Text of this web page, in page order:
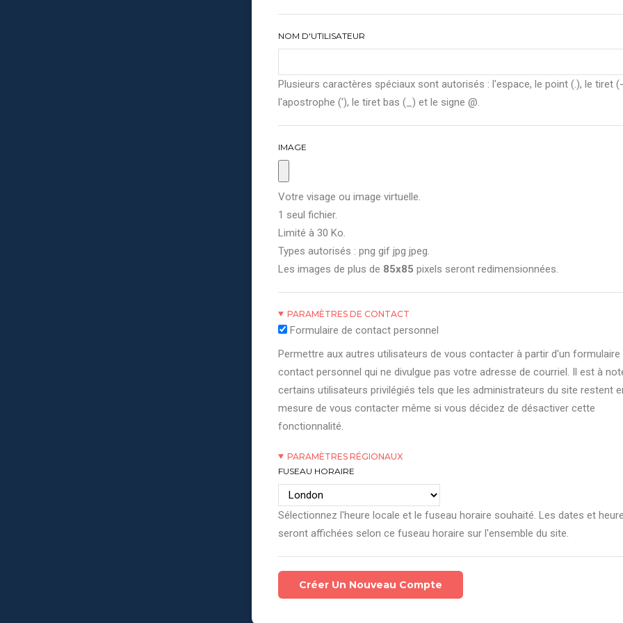
NOM D'UTILISATEUR
Plusieurs caractères spéciaux sont autorisés : l'espace, le point (.), le tiret
l'apostrophe ('), le tiret bas (_) et le signe @.
IMAGE
Votre visage ou image virtuelle.
1 seul fichier.
Limité à 30 Ko.
Types autorisés : png gif jpg jpeg.
Les images de plus de 85x85 pixels seront redimensionnées.
PARAMÈTRES DE CONTACT
Formulaire de contact personnel
Permettre aux autres utilisateurs de vous contacter à partir d'un formulaire
contact personnel qui ne divulgue pas votre adresse de courriel. Il est à
certains utilisateurs privilégiés tels que les administrateurs du site restent
mesure de vous contacter même si vous décidez de désactiver cette
fonctionnalité.
PARAMÈTRES RÉGIONAUX
FUSEAU HORAIRE
Sélectionnez l'heure locale et le fuseau horaire souhaité. Les dates et
seront affichées selon ce fuseau horaire sur l'ensemble du site.